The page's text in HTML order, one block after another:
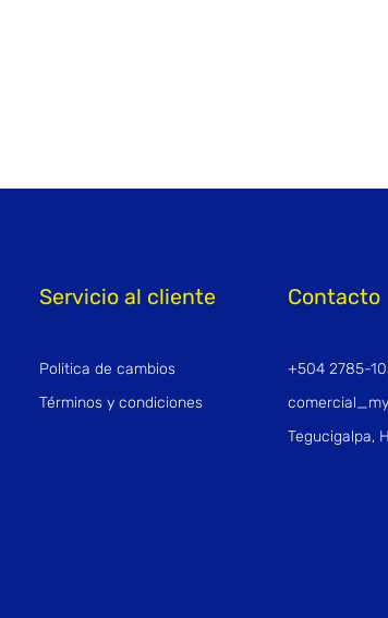
Servicio al cliente
Politica de cambios
Términos y condiciones
Contacto
+504 2785-
Tegucigalpa,